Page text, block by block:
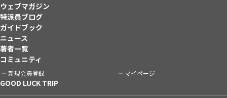
ウェブマガジン
特派員ブログ
ガイドブック
ニュース
著者一覧
コミュニティ
新規会員登録 マイページ
GOOD LUCK TRIP